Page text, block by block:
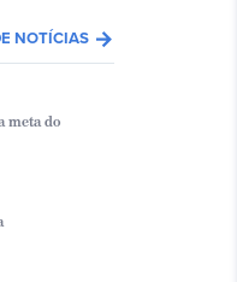
NOTÍCIAS arrow_forward
meta do